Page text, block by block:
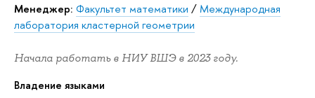
Менеджер: Факультет математики /Международная
лаборатория кластерной геометрии
Начала работать в НИУ ВШЭ в 2023 году.
Владение языками